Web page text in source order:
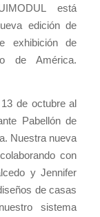
está
edición de
exhibición de
de América.
de octubre al
Pabellón de
Nuestra nueva
con
y Jennifer
de casas
sistema